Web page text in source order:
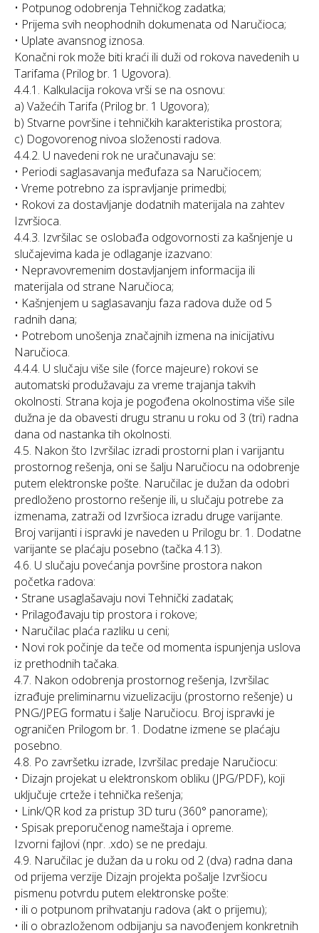
• Potpunog odobrenja Tehničkog zadatka;
• Prijema svih neophodnih dokumenata od Naručioca;
• Uplate avansnog iznosa.
Konačni rok može biti kraći ili duži od rokova navedenih u
Tarifama (Prilog br. 1 Ugovora).
4.4.1. Kalkulacija rokova vrši se na osnovu:
a) Važećih Tarifa (Prilog br. 1 Ugovora);
b) Stvarne površine i tehničkih karakteristika prostora;
c) Dogovorenog nivoa složenosti radova.
4.4.2. U navedeni rok ne uračunavaju se:
• Periodi saglasavanja međufaza sa Naručiocem;
• Vreme potrebno za ispravljanje primedbi;
• Rokovi za dostavljanje dodatnih materijala na zahtev
Izvršioca.
4.4.3. Izvršilac se oslobađa odgovornosti za kašnjenje u
slučajevima kada je odlaganje izazvano:
• Nepravovremenim dostavljanjem informacija ili
materijala od strane Naručioca;
• Kašnjenjem u saglasavanju faza radova duže od 5
radnih dana;
• Potrebom unošenja značajnih izmena na inicijativu
Naručioca.
4.4.4. U slučaju više sile (force majeure) rokovi se
automatski produžavaju za vreme trajanja takvih
okolnosti. Strana koja je pogođena okolnostima više sile
dužna je da obavesti drugu stranu u roku od 3 (tri) radna
dana od nastanka tih okolnosti.
4.5. Nakon što Izvršilac izradi prostorni plan i varijantu
prostornog rešenja, oni se šalju Naručiocu na odobrenje
putem elektronske pošte. Naručilac je dužan da odobri
predloženo prostorno rešenje ili, u slučaju potrebe za
izmenama, zatraži od Izvršioca izradu druge varijante.
Broj varijanti i ispravki je naveden u Prilogu br. 1. Dodatne
varijante se plaćaju posebno (tačka 4.13).
4.6. U slučaju povećanja površine prostora nakon
početka radova:
• Strane usaglašavaju novi Tehnički zadatak;
• Prilagođavaju tip prostora i rokove;
• Naručilac plaća razliku u ceni;
• Novi rok počinje da teče od momenta ispunjenja uslova
iz prethodnih tačaka.
4.7. Nakon odobrenja prostornog rešenja, Izvršilac
izrađuje preliminarnu vizuelizaciju (prostorno rešenje) u
PNG/JPEG formatu i šalje Naručiocu. Broj ispravki je
ograničen Prilogom br. 1. Dodatne izmene se plaćaju
posebno.
4.8. Po završetku izrade, Izvršilac predaje Naručiocu:
• Dizajn projekat u elektronskom obliku (JPG/PDF), koji
uključuje crteže i tehnička rešenja;
• Link/QR kod za pristup 3D turu (360° panorame);
• Spisak preporučenog nameštaja i opreme.
Izvorni fajlovi (npr. .xdo) se ne predaju.
4.9. Naručilac je dužan da u roku od 2 (dva) radna dana
od prijema verzije Dizajn projekta pošalje Izvršiocu
pismenu potvrdu putem elektronske pošte:
• ili o potpunom prihvatanju radova (akt o prijemu);
• ili o obrazloženom odbijanju sa navođenjem konkretnih